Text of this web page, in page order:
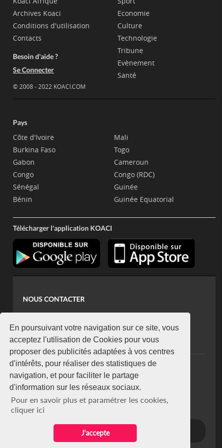
En poursuivant votre navigation sur ce site, vous
acceptez l'utilisation de Cookies pour vous
proposer des publicités adaptées à vos centres
d'intérêts, pour réaliser des statistiques de
navigation, et pour faciliter le partage
d'information sur les réseaux sociaux.
Pour en savoir plus et paramétrer les cookies,
cliquer ici
J'accepte
Archives Koaci
Conditions d'utilisation
Contacts
Besoin d'aide ?
Se Connecter
© 2008 - 2022 KOACI.COM
Economie
Culture
Technologie
Tribune
Evènement
Santé
Pays
Côte d'Ivoire
Burkina Faso
Gabon
Congo
Sénégal
Bénin
Mali
Togo
Cameroun
Congo (RDC)
Guinée
Guinée Equatorial
Télécharger l'application KOACI
NOUS CONTACTER
koaci@yahoo.fr
+225 07 08 85 52 93
NEWSLETTER
Restez connecté via notre newsletter
S'abonner
Se désabonner